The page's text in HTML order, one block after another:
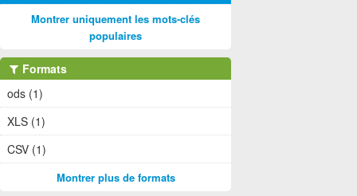
Montrer uniquement les mots-clés
populaires
Formats
ods (1)
XLS (1)
CSV (1)
Montrer plus de formats